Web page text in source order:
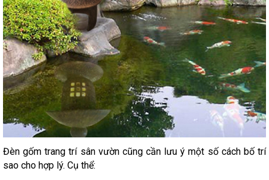
Đèn gốm trang trí sân vườn cũng cần lưu ý một số cách bố trí
sao cho hợp lý. Cụ thể: